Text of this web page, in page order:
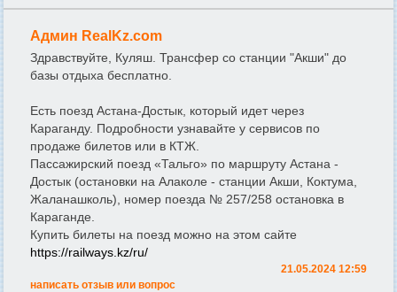
Админ RealKz.com
Здравствуйте, Куляш. Трансфер со станции "Акши" до
базы отдыха бесплатно.
Есть поезд Астана-Достык, который идет через
Караганду. Подробности узнавайте у сервисов по
продаже билетов или в КТЖ.
Пассажирский поезд «Тальго» по маршруту Астана -
Достык (остановки на Алаколе - станции Акши, Коктума,
Жаланашколь), номер поезда № 257/258 остановка в
Караганде.
Купить билеты на поезд можно на этом сайте
https://railways.kz/ru/
21.05.2024 12:59
написать отзыв или вопрос